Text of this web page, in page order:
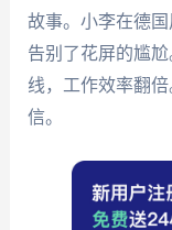
故事。小李在德国
告别了花屏的尴
线，工作效率翻
信。